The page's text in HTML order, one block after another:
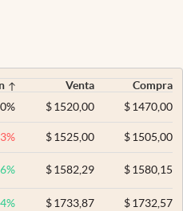
Venta
Compra
% $ 1520,00 $1470,00
% $ 1525,00 $1505,00
% $ 1582,29 $1580,15
% $ 1733,87 $1732,57